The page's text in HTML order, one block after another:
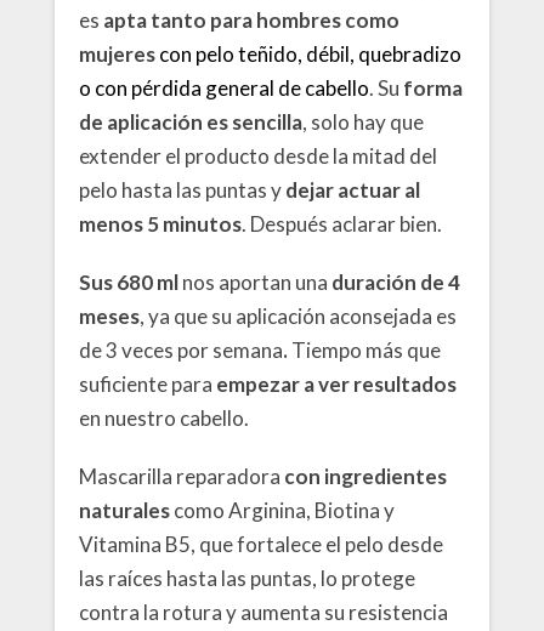
es apta tanto para hombres como
mujeres con pelo teñido, débil, quebradizo
o con pérdida general de cabello. Su forma
de aplicación es sencilla, solo hay que
extender el producto desde la mitad del
pelo hasta las puntas ydejar actuar al
menos 5 minutos. Después aclarar bien.
Sus 680 mlnos aportan una duración de 4
meses, ya que su aplicación aconsejada es
de 3 veces por semana.Tiempo más que
suficiente para empezar a ver resultados
en nuestro cabello.
Mascarilla reparadora con ingredientes
naturalescomo Arginina, Biotina y
Vitamina B5, que fortalece el pelo desde
las raíces hasta las puntas, lo protege
contra la rotura y aumenta su resistencia